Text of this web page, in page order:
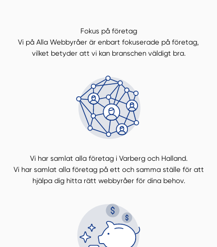
Fokus på företag
Vi på Alla Webbyråer är enbart fokuserade på företag,
vilket betyder att vi kan branschen väldigt bra.
Vi har samlat alla företag i Varberg och Halland.
Vi har samlat alla företag på ett och samma ställe för att
hjälpa dig hitta rätt webbyråer för dina behov.